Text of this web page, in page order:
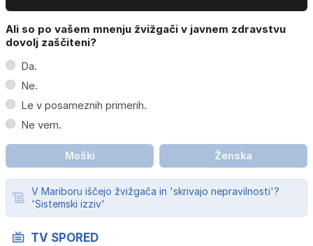
Ali so po vašem mnenju žvižgači v javnem zdravstvu
dovolj zaščiteni?
Da.
Ne.
Le v posameznih primerih.
Ne vem.
Moški Ženska
V Mariboru iščejo žvižgača in 'skrivajo nepravilnosti'?
'Sistemski izziv'
TV SPORED